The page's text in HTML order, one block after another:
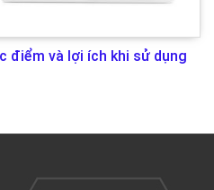
điểm và lợi ích khi sử dụng